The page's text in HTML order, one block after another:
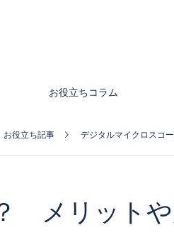
お役立ちコラム
お役立ち記事 デジタルマイクロスコ
メリットや